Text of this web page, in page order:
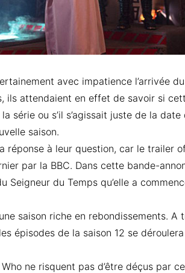
avec impatience l’arrivée
ils attendaient en effet de savoir si
série ou s’il s’agissait juste de la
saison.
réponse à leur question, car le trailer
par la BBC. Dans cette bande-
du Temps qu’elle a
saison riche en rebondissements. A
épisodes de la saison 12 se
ne risquent pas d’être déçus par